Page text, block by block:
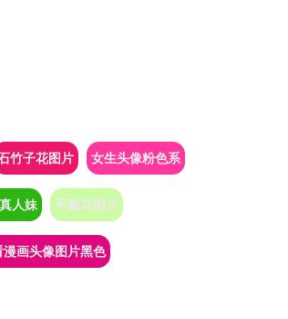
竹子花图片 女生头像粉色系
人妹 手腕花图片
漫画头像图片黑色